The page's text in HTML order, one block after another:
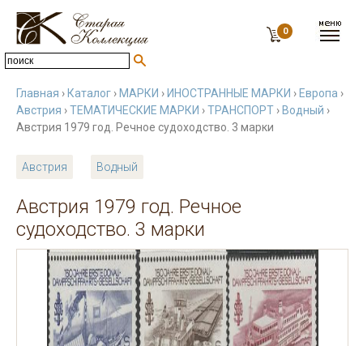
0
Главная › Каталог › МАРКИ › ИНОСТРАННЫЕ МАРКИ › Европа ›
Австрия ›ТЕМАТИЧЕСКИЕ МАРКИ ›ТРАНСПОРТ › Водный ›
Австрия 1979 год. Речное судоходство. 3 марки
Австрия Водный
Австрия 1979 год. Речное
судоходство. 3 марки